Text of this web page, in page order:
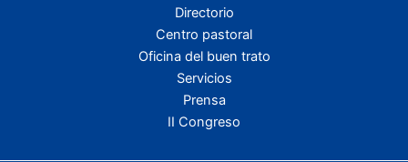
Directorio
Centro pastoral
Oficina del buen trato
Servicios
Prensa
II Congreso